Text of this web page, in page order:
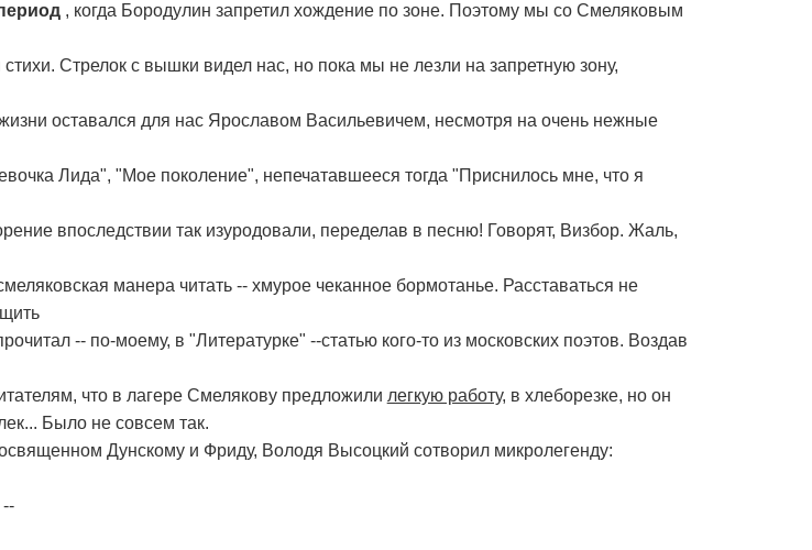
, когда Бородулин запретил хождение по зоне. Поэтому мы со Смеляковым
Стрелок с вышки видел нас, но пока мы не лезли на запретную зону,
оставался для нас Ярославом Васильевичем, несмотря на очень нежные
Лида", "Мое поколение", непечатавшееся тогда "Приснилось мне, что я
впоследствии так изуродовали, переделав в песню! Говорят, Визбор. Жаль,
манера читать -- хмурое чеканное бормотанье. Расставаться не
-- по-моему, в "Литературке" --статью кого-то из московских поэтов. Воздав
что в лагере Смелякову предложили легкую работу, в хлеборезке, но он
Было не совсем так.
Дунскому и Фриду, Володя Высоцкий сотворил микролегенду: